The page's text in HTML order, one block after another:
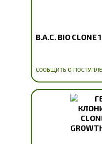
B.A.C. BIO
СООБЩИТЬ О